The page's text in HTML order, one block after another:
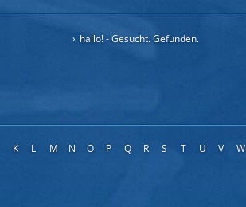
hallo! - Gesucht. Gefunden.
K L M N O P Q R S T U V W